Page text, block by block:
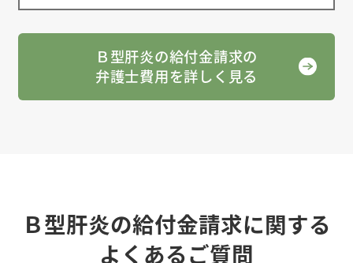
Ｂ型肝炎の給付金請求の
弁護士費用を詳しく見る
Ｂ型肝炎の給付金請求に関する
よくあるご質問